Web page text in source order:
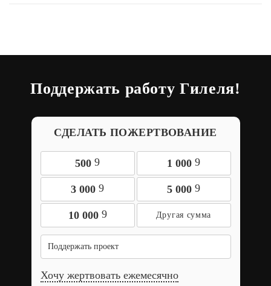
Поддержать работу Гилеля!
СДЕЛАТЬ ПОЖЕРТВОВАНИЕ
500 9 1 000 9
3 000 9 5 000 9
10 000 9
Поддержать проект
Хочу жертвовать ежемесячно